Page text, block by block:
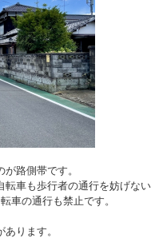
路側帯です。
車も歩行者の通行を妨げな
車の通行も禁止です。
ります。